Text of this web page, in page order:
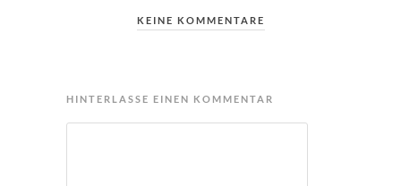
KEINE KOMMENTARE
HINTERLASSE EINEN KOMMENTAR